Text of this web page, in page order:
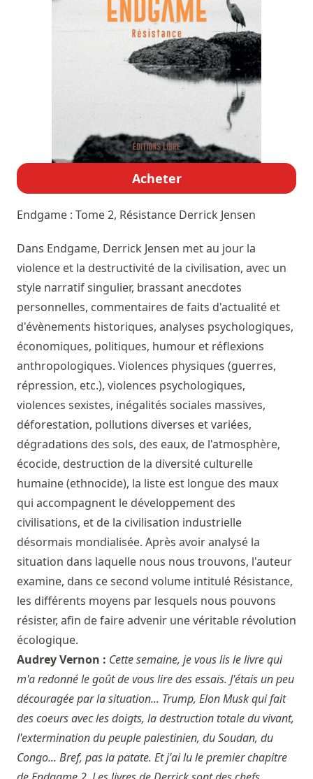
Acheter
Endgame : Tome 2, Résistance Derrick Jensen
Dans Endgame, Derrick Jensen met au jour la
violence et la destructivité de la civilisation, avec un
style narratif singulier, brassant anecdotes
personnelles, commentaires de faits d'actualité et
d'évènements historiques, analyses psychologiques,
économiques, politiques, humour et réflexions
anthropologiques. Violences physiques (guerres,
répression, etc.), violences psychologiques,
violences sexistes, inégalités sociales massives,
déforestation, pollutions diverses et variées,
dégradations des sols, des eaux, de l'atmosphère,
écocide, destruction de la diversité culturelle
humaine (ethnocide), la liste est longue des maux
qui accompagnent le développement des
civilisations, et de la civilisation industrielle
désormais mondialisée. Après avoir analysé la
situation dans laquelle nous nous trouvons, l'auteur
examine, dans ce second volume intitulé Résistance,
les différents moyens par lesquels nous pouvons
résister, afin de faire advenir une véritable révolution
écologique.
Audrey Vernon : Cette semaine, je vous lis le livre qui
m'a redonné le goût de vous lire des essais. J'étais un peu
découragée par la situation... Trump, Elon Musk qui fait
des coeurs avec les doigts, la destruction totale du vivant,
l'extermination du peuple palestinien, du Soudan, du
Congo... Bref, pas la patate. Et j'ai lu le premier chapitre